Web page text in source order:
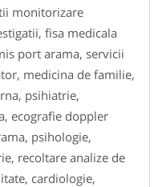
monitorizare
fisa medicala
port arama, servicii
medicina de familie,
psihiatrie,
ecografie doppler
psihologie,
recoltare analize de
cardiologie,